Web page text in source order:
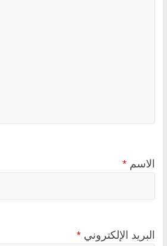
الاسم *
البريد الإلكتروني *